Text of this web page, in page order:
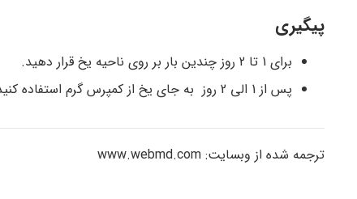
پیگیری
برای 1 تا 2 روز چندین بار بر روی ناحیه یخ قرار دهید.
پس از 1 الی 2 روز به جای یخ از کمپرس گرم استفاده کنید.
ترجمه شده از وبسایت: www.webmd.com